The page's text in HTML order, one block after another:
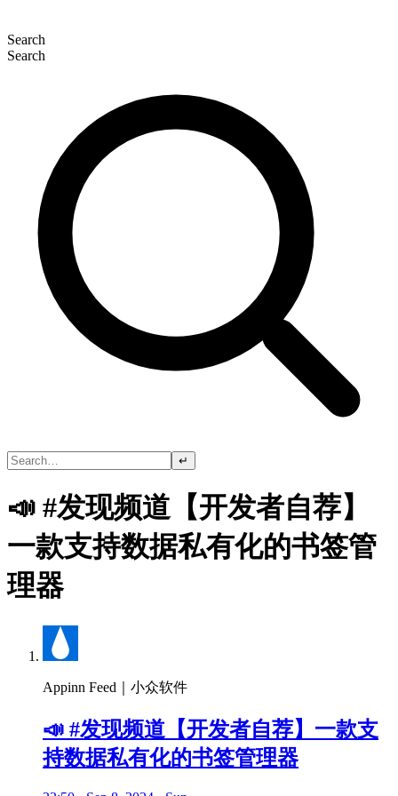
Search
Search
↵
📣 #发现频道【开发者自荐】
一款支持数据私有化的书签管
理器
Appinn Feed｜小众软件
📣 #发现频道【开发者自荐】一款支
持数据私有化的书签管理器